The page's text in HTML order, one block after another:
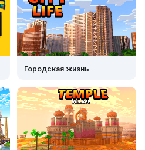
Городская жизнь